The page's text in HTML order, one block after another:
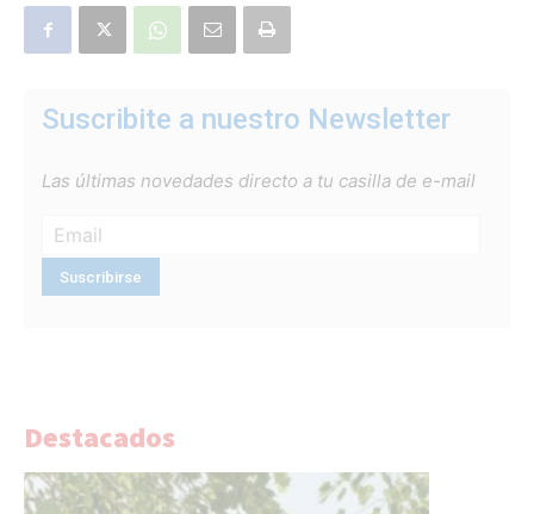
Suscribite a nuestro Newsletter
Las últimas novedades directo a tu casilla de e-mail
Destacados